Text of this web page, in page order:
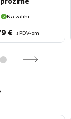
Na zalihi
€ s PDV-om